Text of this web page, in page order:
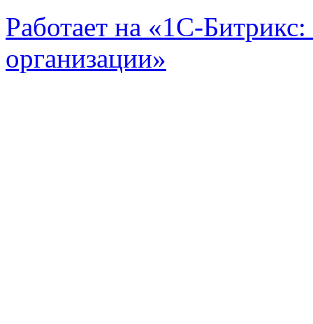
Работает на «1С-
организации»